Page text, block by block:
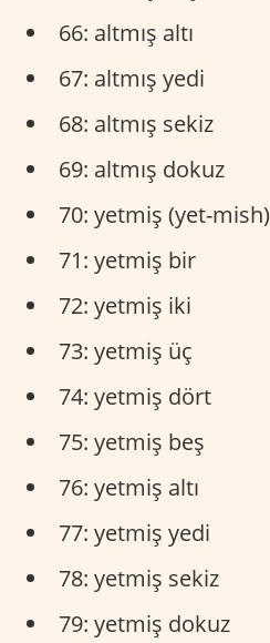
66: altmış altı
67: altmış yedi
68: altmış sekiz
69: altmış dokuz
70: yetmiş (yet-mish)
71: yetmiş bir
72: yetmiş iki
73: yetmiş üç
74: yetmiş dört
75: yetmiş beş
76: yetmiş altı
77: yetmiş yedi
78: yetmiş sekiz
79: yetmiş dokuz